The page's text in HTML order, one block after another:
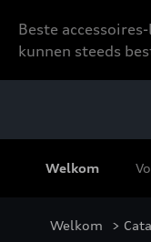
Beste
kunnen steeds
Welkom
Welkom >